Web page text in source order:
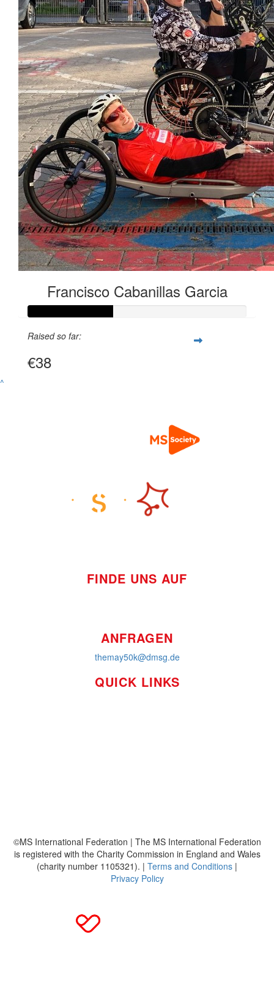
Francisco Cabanillas Garcia
Raised so far:
€38
^
FINDE UNS AUF
ANFRAGEN
themay50k@dmsg.de
QUICK LINKS
©MS International Federation | The MS International Federation
is registered with the Charity Commission in England and Wales
(charity number 1105321). | Terms and Conditions |
Privacy Policy